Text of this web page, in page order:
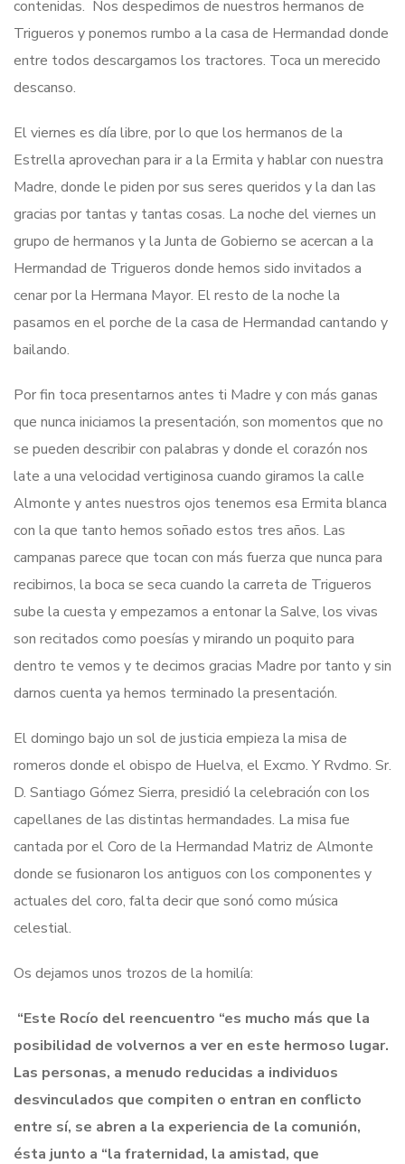
contenidas. Nos despedimos de nuestros hermanos de
Trigueros y ponemos rumbo a la casa de Hermandad donde
entre todos descargamos los tractores. Toca un merecido
descanso.
El viernes es día libre, por lo que los hermanos de la
Estrella aprovechan para ir a la Ermita y hablar con nuestra
Madre, donde le piden por sus seres queridos y la dan las
gracias por tantas y tantas cosas. La noche del viernes un
grupo de hermanos y la Junta de Gobierno se acercan a la
Hermandad de Trigueros donde hemos sido invitados a
cenar por la Hermana Mayor. El resto de la noche la
pasamos en el porche de la casa de Hermandad cantando y
bailando.
Por fin toca presentarnos antes ti Madre y con más ganas
que nunca iniciamos la presentación, son momentos que no
se pueden describir con palabras y donde el corazón nos
late a una velocidad vertiginosa cuando giramos la calle
Almonte y antes nuestros ojos tenemos esa Ermita blanca
con la que tanto hemos soñado estos tres años. Las
campanas parece que tocan con más fuerza que nunca para
recibirnos, la boca se seca cuando la carreta de Trigueros
sube la cuesta y empezamos a entonar la Salve, los vivas
son recitados como poesías y mirando un poquito para
dentro te vemos y te decimos gracias Madre por tanto y sin
darnos cuenta ya hemos terminado la presentación.
El domingo bajo un sol de justicia empieza la misa de
romeros donde el obispo de Huelva, el Excmo. Y Rvdmo. Sr.
D. Santiago Gómez Sierra, presidió la celebración con los
capellanes de las distintas hermandades. La misa fue
cantada por el Coro de la Hermandad Matriz de Almonte
donde se fusionaron los antiguos con los componentes y
actuales del coro, falta decir que sonó como música
celestial.
Os dejamos unos trozos de la homilía:
“Este Rocío del reencuentro “es mucho más que la
posibilidad de volvernos a ver en este hermoso lugar.
Las personas, a menudo reducidas a individuos
desvinculados que compiten o entran en conflicto
entre sí, se abren a la experiencia de la comunión,
ésta junto a “la fraternidad, la amistad, que